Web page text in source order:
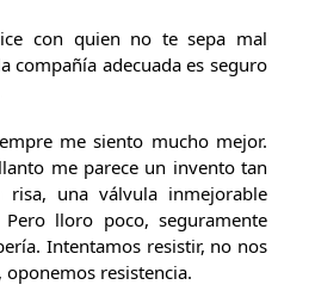
con quien no te sepa mal
compañía adecuada es seguro
me siento mucho mejor.
me parece un invento tan
una válvula inmejorable
Pero lloro poco, seguramente
Intentamos resistir, no nos
resistencia.